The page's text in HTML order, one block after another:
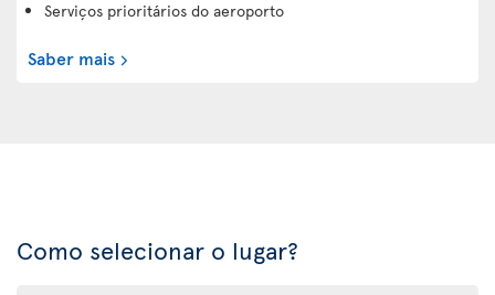
Serviços prioritários do aeroporto
Saber mais
Como selecionar o lugar?